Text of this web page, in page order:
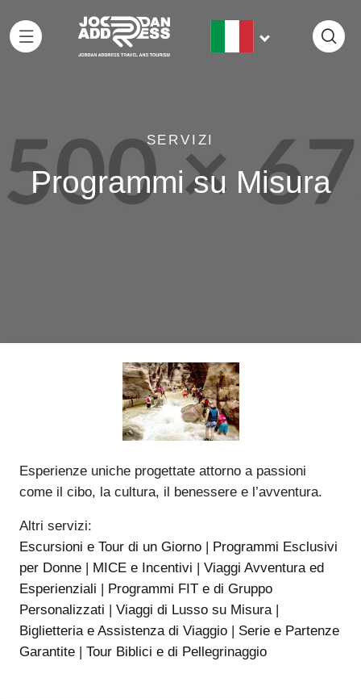
SERVIZI
Programmi su Misura
Esperienze uniche progettate attorno a passioni
come il cibo, la cultura, il benessere e l’avventura.
Altri servizi:
Escursioni e Tour di un Giorno | Programmi Esclusivi
per Donne | MICE e Incentivi | Viaggi Avventura ed
Esperienziali | Programmi FIT e di Gruppo
Personalizzati | Viaggi di Lusso su Misura |
Biglietteria e Assistenza di Viaggio | Serie e Partenze
Garantite | Tour Biblici e di Pellegrinaggio